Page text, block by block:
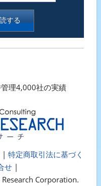
理4,000社の実績
| 特定商取引法に基づく
せ|
Corporation.